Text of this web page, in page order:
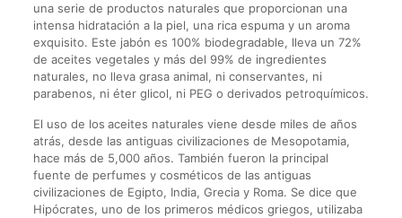
una serie de productos naturales que proporcionan una
intensa hidratación a la piel, una rica espuma y un aroma
exquisito. Este jabón es 100% biodegradable, lleva un 72%
de aceites vegetales y más del 99% de ingredientes
naturales, no lleva grasa animal, ni conservantes, ni
parabenos, ni éter glicol, ni PEG o derivados petroquímicos.
El uso de los aceites naturales viene desde miles de años
atrás, desde las antiguas civilizaciones de Mesopotamia,
hace más de 5,000 años. También fueron la principal
fuente de perfumes y cosméticos de las antiguas
civilizaciones de Egipto, India, Grecia y Roma. Se dice que
Hipócrates, uno de los primeros médicos griegos, utilizaba